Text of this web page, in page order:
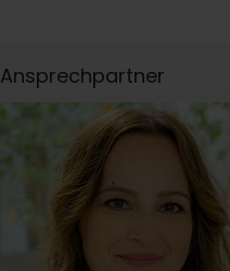
Ansprechpartner